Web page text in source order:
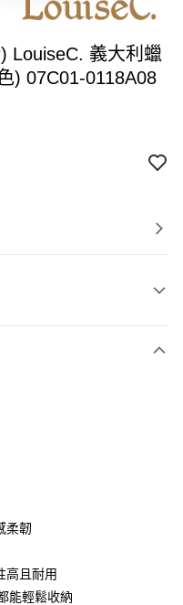
LouiseC. 義大利蠟
) 07C01-0118A08
中商業銀行
東國際商業銀行
永豐商業銀行
台北富邦商業銀行
豐國際商業銀行
泰商業銀行
東國際商業銀行
柔韌
高且耐用
能輕鬆收納